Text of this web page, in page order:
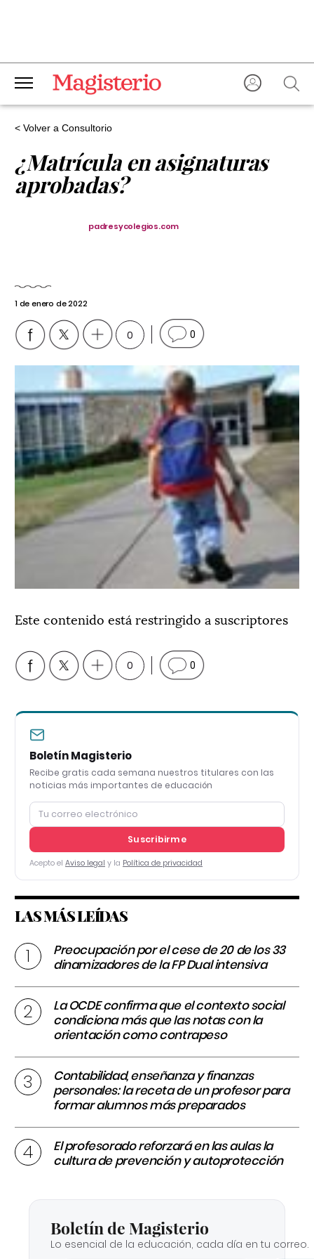
< Volver a Consultorio
¿Matrícula en asignaturas
aprobadas?
padresycolegios.com
1 de enero de 2022
0 0
Este contenido está restringido a suscriptores
0 0
Boletín Magisterio
Recibe gratis cada semana nuestros titulares con las
noticias más importantes de educación
Suscribirme
Acepto el Aviso legal y la Política de privacidad
LAS MÁS LEÍDAS
Preocupación por el cese de 20 de los 33
dinamizadores de la FP Dual intensiva
La OCDE confirma que el contexto social
condiciona más que las notas con la
orientación como contrapeso
Contabilidad, enseñanza y finanzas
personales: la receta de un profesor para
formar alumnos más preparados
El profesorado reforzará en las aulas la
cultura de prevención y autoprotección
Boletín de Magisterio
Lo esencial de la educación, cada día en tu correo.